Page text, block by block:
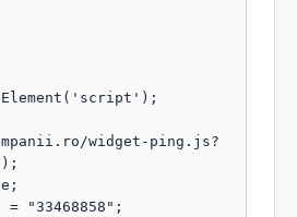
widget-ping.js?